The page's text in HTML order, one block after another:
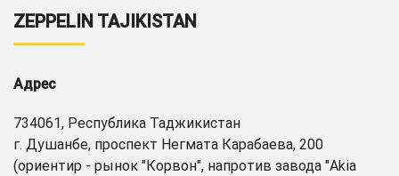
ZEPPELIN TAJIKISTAN
Адрес
734061, Республика Таджикистан
г. Душанбе, проспект Негмата Карабаева, 200
(ориентир - рынок "Корвон", напротив завода "Akia